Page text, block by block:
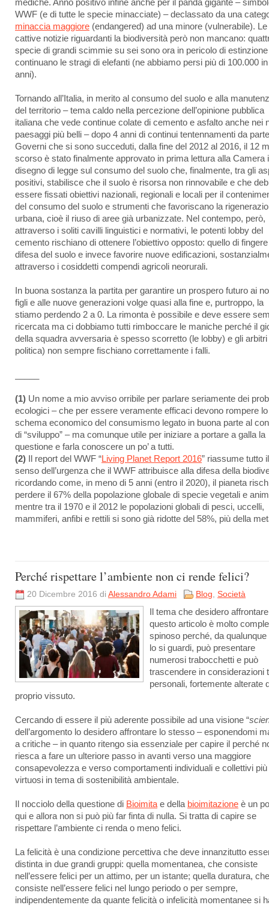
mediche. Anno positivo infine anche per il panda gigante –
WWF (e di tutte le specie minacciate) – declassato da una
minaccia maggiore (endangered) ad una minore (vulnerabile). Le
cattive notizie riguardanti la biodiversità però non mancano:
specie di grandi scimmie su sei sono ora in pericolo di
continuano le stragi di elefanti (ne abbiamo persi più di 100.000
anni).
Tornando all’Italia, in merito al consumo del suolo e alla
del territorio – tema caldo nella percezione dell’opinione pubblica
italiana che vede continue colate di cemento e asfalto anche nei
paesaggi più belli – dopo 4 anni di continui tentennamenti da
Governi che si sono succeduti, dalla fine del 2012 al 2016, il 12
scorso è stato finalmente approvato in prima lettura alla Camera
disegno di legge sul consumo del suolo che, finalmente, tra gli
positivi, stabilisce che il suolo è risorsa non rinnovabile e che
essere fissati obiettivi nazionali, regionali e locali per il
del consumo del suolo e strumenti che favoriscano la
urbana, cioè il riuso di aree già urbanizzate. Nel contempo, però,
attraverso i soliti cavilli linguistici e normativi, le potenti lobby del
cemento rischiano di ottenere l’obiettivo opposto: quello di
difesa del suolo e invece favorire nuove edificazioni,
attraverso i cosiddetti compendi agricoli neorurali.
In buona sostanza la partita per garantire un prospero futuro ai
figli e alle nuove generazioni volge quasi alla fine e, purtroppo, la
stiamo perdendo 2 a 0. La rimonta è possibile e deve essere
ricercata ma ci dobbiamo tutti rimboccare le maniche perché il
della squadra avversaria è spesso scorretto (le lobby) e gli arbitri
politica) non sempre fischiano correttamente i falli.
(1) Un nome a mio avviso orribile per parlare seriamente dei
ecologici – che per essere veramente efficaci devono rompere lo
schema economico del consumismo legato in buona parte al
di “sviluppo” – ma comunque utile per iniziare a portare a galla la
questione e farla conoscere un po’ a tutti.
(2) Il report del WWF “Living Planet Report 2016” riassume tutto il
senso dell’urgenza che il WWF attribuisce alla difesa della
ricordando come, in meno di 5 anni (entro il 2020), il pianeta
perdere il 67% della popolazione globale di specie vegetali e
mentre tra il 1970 e il 2012 le popolazioni globali di pesci, uccelli,
mammiferi, anfibi e rettili si sono già ridotte del 58%, più della
Perché rispettare l’ambiente non ci rende felici?
20 Dicembre 2016 di Alessandro Adami Blog, Società
Il tema che desidero
questo articolo è molto
spinoso perché, da qualunque
lo si guardi, può presentare
numerosi trabocchetti e può
trascendere in considerazioni
personali, fortemente alterate
proprio vissuto.
Cercando di essere il più aderente possibile ad una visione “
dell’argomento lo desidero affrontare lo stesso – esponendomi
a critiche – in quanto ritengo sia essenziale per capire il perché
riesca a fare un ulteriore passo in avanti verso una maggiore
consapevolezza e verso comportamenti individuali e collettivi più
virtuosi in tema di sostenibilità ambientale.
Il nocciolo della questione di Bioimita e della bioimitazione è un
qui e allora non si può più far finta di nulla. Si tratta di capire se
rispettare l’ambiente ci renda o meno felici.
La felicità è una condizione percettiva che deve innanzitutto
distinta in due grandi gruppi: quella momentanea, che consiste
nell’essere felici per un attimo, per un istante; quella duratura, che
consiste nell’essere felici nel lungo periodo o per sempre,
indipendentemente da quante felicità o infelicità momentanee si